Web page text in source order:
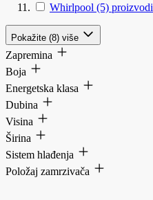
Whirlpool (5) proizvodi
Pokažite (8) više
Zapremina
Boja
Energetska klasa
Dubina
Visina
Širina
Sistem hlađenja
Položaj zamrzivača